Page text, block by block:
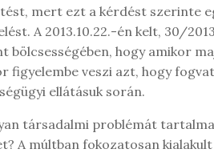
mert ezt a kérdést szerinte
A 2013.10.22.-én kelt, 30/
bölcsességében, hogy amikor
figyelembe veszi azt, hogy
ellátásuk során.
társadalmi problémát
A múltban fokozatosan